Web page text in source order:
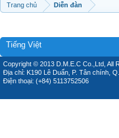
Trang chủ Diễn đàn
Tiếng Việt
Copyright © 2013 D.M.E.C Co.,Ltd, All
Địa chỉ: K190 Lê Duẩn, P. Tân chính,
Điện thoại: (+84) 5113752506